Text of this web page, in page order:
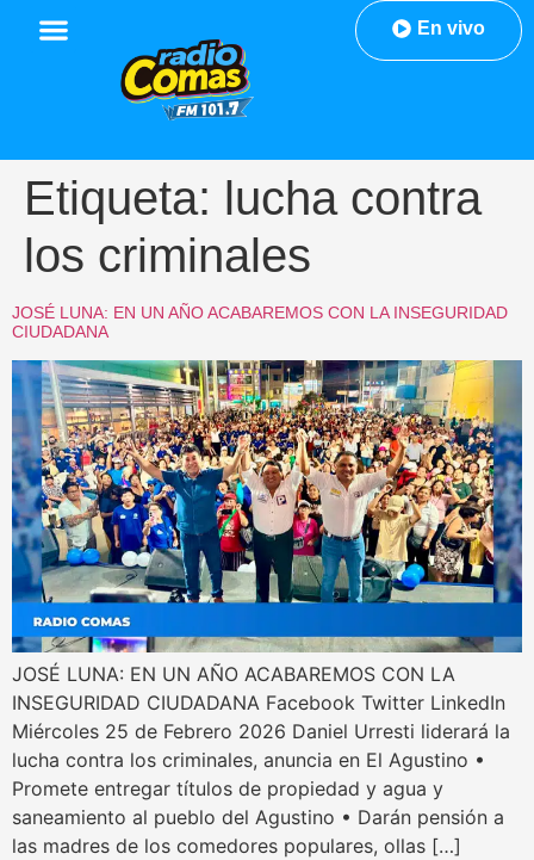
En vivo
Etiqueta: lucha contra
los criminales
JOSÉ LUNA: EN UN AÑO ACABAREMOS CON LA INSEGURIDAD
CIUDADANA
JOSÉ LUNA: EN UN AÑO ACABAREMOS CON LA
INSEGURIDAD CIUDADANA Facebook Twitter LinkedIn
Miércoles 25 de Febrero 2026 Daniel Urresti liderará la
lucha contra los criminales, anuncia en El Agustino •
Promete entregar títulos de propiedad y agua y
saneamiento al pueblo del Agustino • Darán pensión a
las madres de los comedores populares, ollas […]